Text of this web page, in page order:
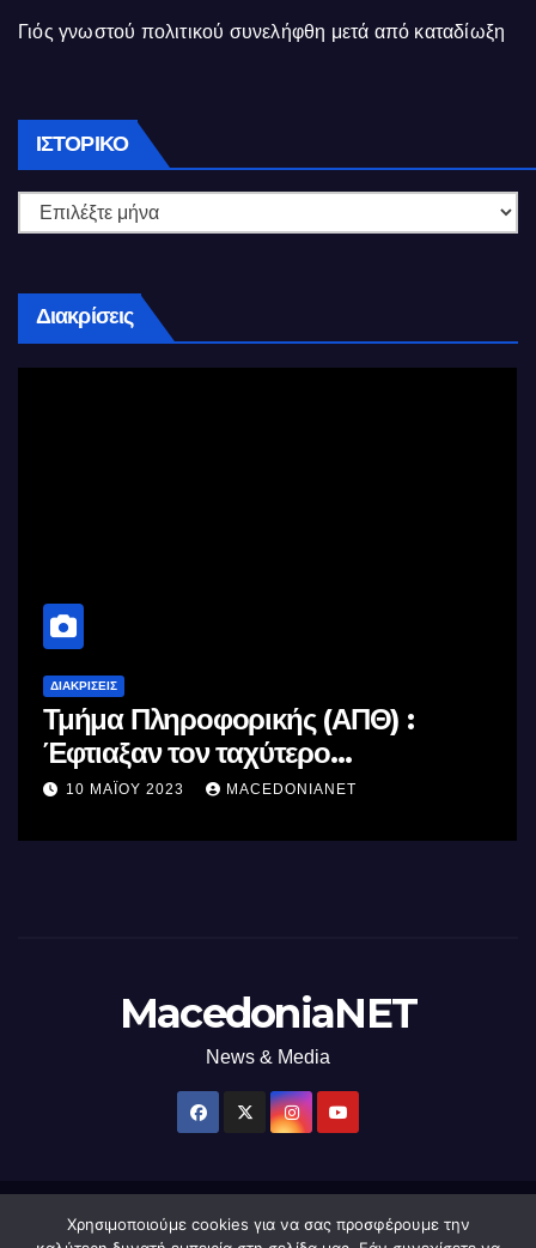
Γιός γνωστού πολιτικού συνελήφθη μετά από καταδίωξη
ΙΣΤΟΡΙΚΌ Ιστορικό
Διακρίσεις
ΔΙΑΚΡΊΣΕΙΣ
Τμήμα Πληροφορικής (ΑΠΘ) :
Έφτιαξαν τον ταχύτερο
επεξεργαστή AI στον κόσμο με τη
10 ΜΑΪ́ΟΥ 2023 MACEDONIANET
MacedoniaNET
News & Media
Δημιουργήθηκε από το digital2000 με την Υποστήριξη του WordPress
Χρησιμοποιούμε cookies για να σας προσφέρουμε την